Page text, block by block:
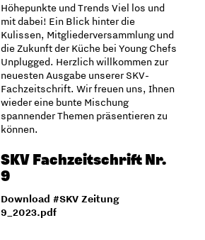
Höhepunkte und Trends Viel los und
mit dabei! Ein Blick hinter die
Kulissen, Mitgliederversammlung und
die Zukunft der Küche bei Young Chefs
Unplugged. Herzlich willkommen zur
neuesten Ausgabe unserer ­SKV-
Fachzeitschrift. Wir freuen uns, Ihnen
wieder eine bunte Mischung
spannender Themen präsentieren zu
können.
SKV Fachzeitschrift Nr.
9
Download #SKV Zeitung
9_2023.pdf